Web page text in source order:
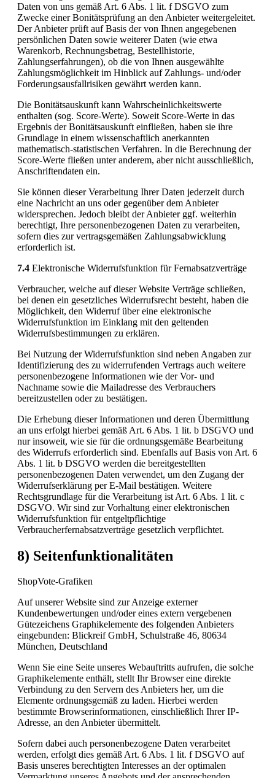
Daten von uns gemäß Art. 6 Abs. 1 lit. f DSGVO zum
Zwecke einer Bonitätsprüfung an den Anbieter weitergeleitet.
Der Anbieter prüft auf Basis der von Ihnen angegebenen
persönlichen Daten sowie weiterer Daten (wie etwa
Warenkorb, Rechnungsbetrag, Bestellhistorie,
Zahlungserfahrungen), ob die von Ihnen ausgewählte
Zahlungsmöglichkeit im Hinblick auf Zahlungs- und/oder
Forderungsausfallrisiken gewährt werden kann.
Die Bonitätsauskunft kann Wahrscheinlichkeitswerte
enthalten (sog. Score-Werte). Soweit Score-Werte in das
Ergebnis der Bonitätsauskunft einfließen, haben sie ihre
Grundlage in einem wissenschaftlich anerkannten
mathematisch-statistischen Verfahren. In die Berechnung der
Score-Werte fließen unter anderem, aber nicht ausschließlich,
Anschriftendaten ein.
Sie können dieser Verarbeitung Ihrer Daten jederzeit durch
eine Nachricht an uns oder gegenüber dem Anbieter
widersprechen. Jedoch bleibt der Anbieter ggf. weiterhin
berechtigt, Ihre personenbezogenen Daten zu verarbeiten,
sofern dies zur vertragsgemäßen Zahlungsabwicklung
erforderlich ist.
7.4 Elektronische Widerrufsfunktion für Fernabsatzverträge
Verbraucher, welche auf dieser Website Verträge schließen,
bei denen ein gesetzliches Widerrufsrecht besteht, haben die
Möglichkeit, den Widerruf über eine elektronische
Widerrufsfunktion im Einklang mit den geltenden
Widerrufsbestimmungen zu erklären.
Bei Nutzung der Widerrufsfunktion sind neben Angaben zur
Identifizierung des zu widerrufenden Vertrags auch weitere
personenbezogene Informationen wie der Vor- und
Nachname sowie die Mailadresse des Verbrauchers
bereitzustellen oder zu bestätigen.
Die Erhebung dieser Informationen und deren Übermittlung
an uns erfolgt hierbei gemäß Art. 6 Abs. 1 lit. b DSGVO und
nur insoweit, wie sie für die ordnungsgemäße Bearbeitung
des Widerrufs erforderlich sind. Ebenfalls auf Basis von Art. 6
Abs. 1 lit. b DSGVO werden die bereitgestellten
personenbezogenen Daten verwendet, um den Zugang der
Widerrufserklärung per E-Mail bestätigen. Weitere
Rechtsgrundlage für die Verarbeitung ist Art. 6 Abs. 1 lit. c
DSGVO. Wir sind zur Vorhaltung einer elektronischen
Widerrufsfunktion für entgeltpflichtige
Verbraucherfernabsatzverträge gesetzlich verpflichtet.
8) Seitenfunktionalitäten
ShopVote-Grafiken
Auf unserer Website sind zur Anzeige externer
Kundenbewertungen und/oder eines extern vergebenen
Gütezeichens Graphikelemente des folgenden Anbieters
eingebunden: Blickreif GmbH, Schulstraße 46, 80634
München, Deutschland
Wenn Sie eine Seite unseres Webauftritts aufrufen, die solche
Graphikelemente enthält, stellt Ihr Browser eine direkte
Verbindung zu den Servern des Anbieters her, um die
Elemente ordnungsgemäß zu laden. Hierbei werden
bestimmte Browserinformationen, einschließlich Ihrer IP-
Adresse, an den Anbieter übermittelt.
Sofern dabei auch personenbezogene Daten verarbeitet
werden, erfolgt dies gemäß Art. 6 Abs. 1 lit. f DSGVO auf
Basis unseres berechtigten Interesses an der optimalen